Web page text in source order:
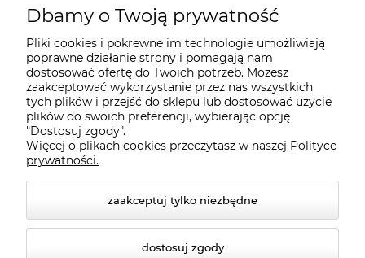
O nas
Dostawa i płatności
Pomoc
Gwarancja i Serwis
Dbamy o Twoją prywatność
Pliki cookies i pokrewne im technologie umożliwiają
poprawne działanie strony i pomagają nam
dostosować ofertę do Twoich potrzeb. Możesz
zaakceptować wykorzystanie przez nas wszystkich
tych plików i przejść do sklepu lub dostosować użycie
plików do swoich preferencji, wybierając opcję
"Dostosuj zgody".
Więcej o plikach cookies przeczytasz w naszej Polityce
prywatności.
zaakceptuj tylko niezbędne
dostosuj zgody